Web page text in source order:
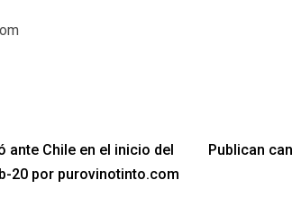
ante Chile en el inicio del
20 por purovinotinto.com
Publican